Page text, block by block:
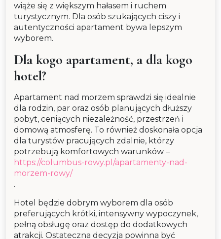
wiąże się z większym hałasem i ruchem
turystycznym. Dla osób szukających ciszy i
autentyczności apartament bywa lepszym
wyborem.
Dla kogo apartament, a dla kogo
hotel?
Apartament nad morzem sprawdzi się idealnie
dla rodzin, par oraz osób planujących dłuższy
pobyt, ceniących niezależność, przestrzeń i
domową atmosferę. To również doskonała opcja
dla turystów pracujących zdalnie, którzy
potrzebują komfortowych warunków –
https://columbus-rowy.pl/apartamenty-nad-
morzem-rowy/
.
Hotel będzie dobrym wyborem dla osób
preferujących krótki, intensywny wypoczynek,
pełną obsługę oraz dostęp do dodatkowych
atrakcji. Ostateczna decyzja powinna być